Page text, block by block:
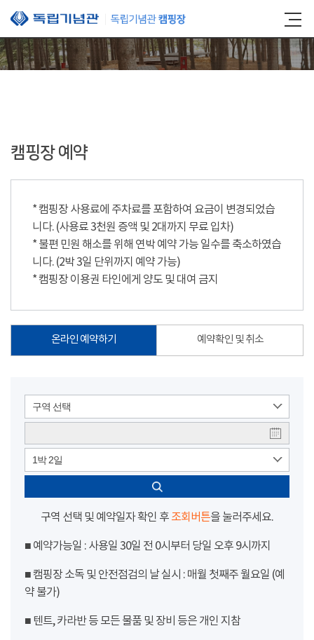
본문 바로가기
캠핑장 예약
* 캠핑장 사용료에 주차료를 포함하여 요금이 변경되었습
니다. (사용료 3천원 증액 및 2대까지 무료 입차)
* 불편 민원 해소를 위해 연박 예약 가능 일수를 축소하였습
니다. (2박 3일 단위까지 예약 가능)
* 캠핑장 이용권 타인에게 양도 및 대여 금지
온라인 예약하기 예약확인 및 취소
구역 선택
1박 2일
구역 선택 및 예약일자 확인 후 조회버튼을 눌러주세요.
■ 예약가능일 : 사용일 30일 전 0시부터 당일 오후 9시까지
■ 캠핑장 소독 및 안전점검의 날 실시 : 매월 첫째주 월요일 (예
약 불가)
■ 텐트, 카라반 등 모든 물품 및 장비 등은 개인 지참